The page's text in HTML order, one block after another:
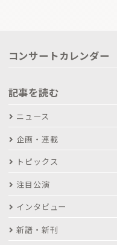
コンサートカレンダー
記事を読む
ニュース
企画・連載
トピックス
注目公演
インタビュー
新譜・新刊